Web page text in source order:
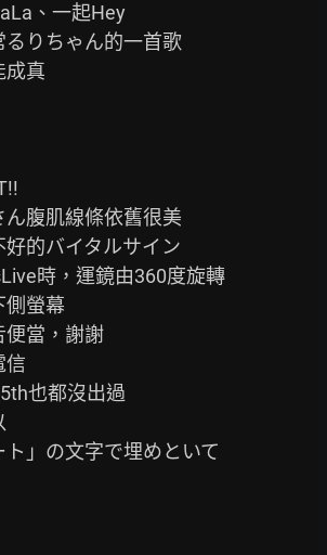
、一起Hey
りちゃん的一首歌
成真
腹肌線條依舊很美
的バイタルサイン
時，運鏡由360度旋轉
側螢幕
便當，謝謝
信
也都沒出過
」の文字で埋めといて